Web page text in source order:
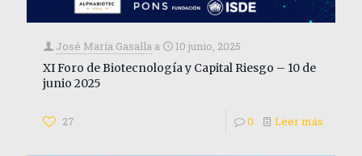
José María Gasalla a
10 junio, 2025
XI Foro de Biotecnología y Capital Riesgo – 10 de
junio 2025
27 0 Leer más